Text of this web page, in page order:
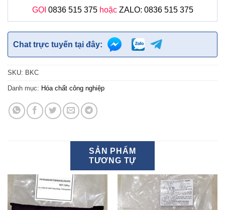
GỌI 0836 515 375hoặc ZALO: 0836 515 375
Chat trực tuyến tại đây:
SKU: BKC
Danh mục: Hóa chất công nghiệp
SẢN PHẨM
TƯƠNG TỰ